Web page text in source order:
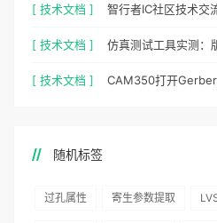
[ 技术文档 ]
[ 技术文档 ] 仿真测试工具实测：
[ 技术文档 ]
随机标签
过孔属性 寄生参数提取